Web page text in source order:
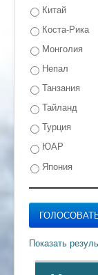
Китай
Коста-Рика
Монголия
Непал
Танзания
Тайланд
Турция
ЮАР
Япония